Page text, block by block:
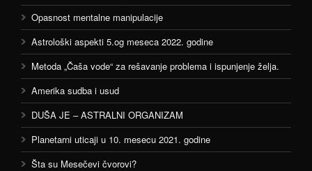
Opasnost mentalne manipulacije
Astrološki aspekti 5.og meseca 2022. godine
Metoda „Čaša vode“ za rešavanje problema i ispunjenje želja.
Amerika sudba i usud
DUŠA JE – ASTRALNI ORGANIZAM
Planetarni uticaji u 10. mesecu 2021. godine
Šta su Mesečevi čvorovi?